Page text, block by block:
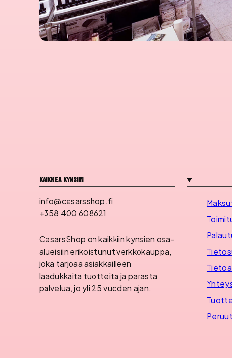
Kaikkea kynsiin
info@cesarsshop.fi
+358 400 608621
CesarsShop on kaikkiin kynsien osa-
alueisiin erikoistunut verkkokauppa,
joka tarjoaa asiakkailleen
laadukkaita tuotteita ja parasta
palvelua, jo yli 25 vuoden ajan.